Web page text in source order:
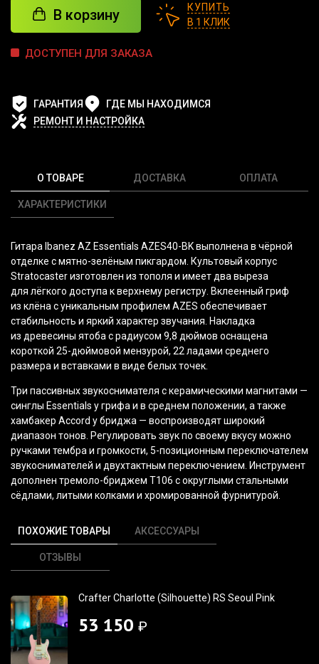
В корзину
КУПИТЬ
В 1 КЛИК
ДОСТУПЕН ДЛЯ ЗАКАЗА
ГАРАНТИЯ
ГДЕ МЫ НАХОДИМСЯ
РЕМОНТ И НАСТРОЙКА
О ТОВАРЕ
ХАРАКТЕРИСТИКИ
ДОСТАВКА ОПЛАТА
Гитара Ibanez AZ Essentials AZES40-BK выполнена в чёрной
отделке с мятно-зелёным пикгардом. Культовый корпус
Stratocaster изготовлен из тополя и имеет два выреза
для лёгкого доступа к верхнему регистру. Вклеенный гриф
из клёна с уникальным профилем AZES обеспечивает
стабильность и яркий характер звучания. Накладка
из древесины ятоба с радиусом 9,8 дюймов оснащена
короткой 25-дюймовой мензурой, 22 ладами среднего
размера и вставками в виде белых точек.
Три пассивных звукоснимателя с керамическими магнитами —
синглы Essentials у грифа и в среднем положении, а также
хамбакер Accord у бриджа — воспроизводят широкий
диапазон тонов. Регулировать звук по своему вкусу можно
ручками тембра и громкости, 5-позиционным переключателем
звукоснимателей и двухтактным переключением. Инструмент
дополнен тремоло-бриджем T106 с округлыми стальными
сёдлами, литыми колками и хромированной фурнитурой.
ПОХОЖИЕ ТОВАРЫ АКСЕССУАРЫ
ОТЗЫВЫ
Crafter Charlotte (Silhouette) RS Seoul Pink
53 150 ₽